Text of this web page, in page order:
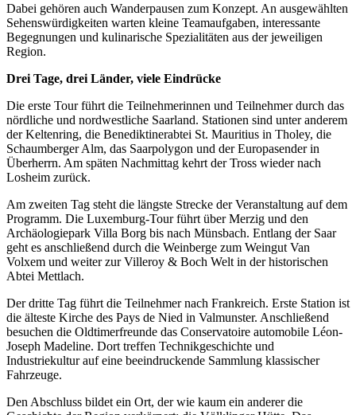
Dabei gehören auch Wanderpausen zum Konzept. An ausgewählten
Sehenswürdigkeiten warten kleine Teamaufgaben, interessante
Begegnungen und kulinarische Spezialitäten aus der jeweiligen
Region.
Drei Tage, drei Länder, viele Eindrücke
Die erste Tour führt die Teilnehmerinnen und Teilnehmer durch das
nördliche und nordwestliche Saarland. Stationen sind unter anderem
der Keltenring, die Benediktinerabtei St. Mauritius in Tholey, die
Schaumberger Alm, das Saarpolygon und der Europasender in
Überherrn. Am späten Nachmittag kehrt der Tross wieder nach
Losheim zurück.
Am zweiten Tag steht die längste Strecke der Veranstaltung auf dem
Programm. Die Luxemburg-Tour führt über Merzig und den
Archäologiepark Villa Borg bis nach Münsbach. Entlang der Saar
geht es anschließend durch die Weinberge zum Weingut Van
Volxem und weiter zur Villeroy & Boch Welt in der historischen
Abtei Mettlach.
Der dritte Tag führt die Teilnehmer nach Frankreich. Erste Station ist
die älteste Kirche des Pays de Nied in Valmunster. Anschließend
besuchen die Oldtimerfreunde das Conservatoire automobile Léon-
Joseph Madeline. Dort treffen Technikgeschichte und
Industriekultur auf eine beeindruckende Sammlung klassischer
Fahrzeuge.
Den Abschluss bildet ein Ort, der wie kaum ein anderer die